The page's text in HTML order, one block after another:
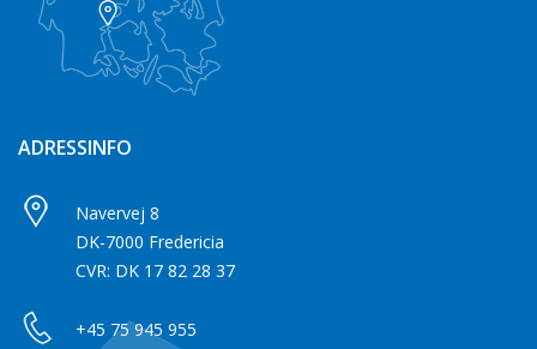
ADRESSINFO
Navervej 8
DK-7000 Fredericia
CVR: DK 17 82 28 37
+45 75 945 955